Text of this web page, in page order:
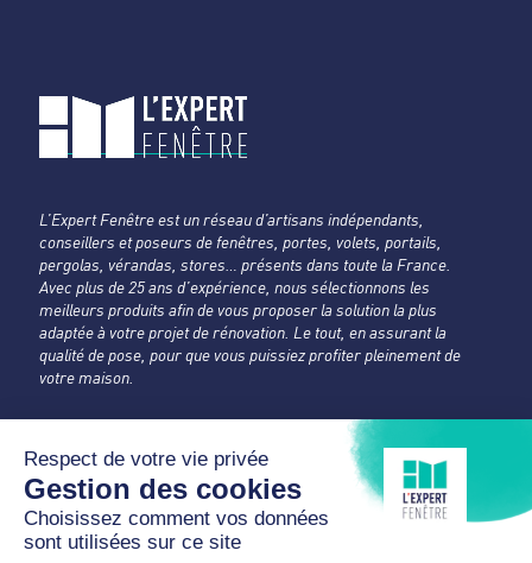
L’Expert Fenêtre est un réseau d’artisans indépendants,
conseillers et poseurs de fenêtres, portes, volets, portails,
pergolas, vérandas, stores… présents dans toute la France.
Avec plus de 25 ans d’expérience, nous sélectionnons les
meilleurs produits afin de vous proposer la solution la plus
adaptée à votre projet de rénovation. Le tout, en assurant la
qualité de pose, pour que vous puissiez profiter pleinement de
votre maison.
LJI FERMETURES
L'Expert Fenêtre
Hauts-de-Seine
1 rue de la Fraternité